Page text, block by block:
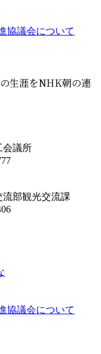
協議会について
生涯をNHK朝の連
会議所
部観光交流課
協議会について